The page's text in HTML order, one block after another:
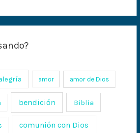
amor amor de Dios
bendición Biblia
comunión con Dios